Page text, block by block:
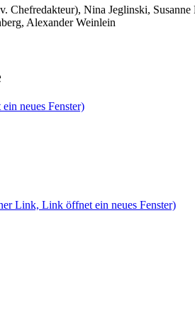
Chefredakteur), Nina Jeglinski,
Alexander Weinlein
neues Fenster)
Link, Link öffnet ein neues Fenster)